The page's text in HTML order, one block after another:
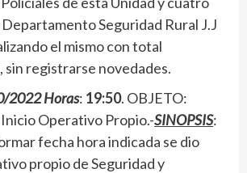
Seguridad Rural J.J
el mismo con total
sin registrarse novedades.
2022 Horas: 19:50. OBJETO:
Operativo Propio.-SINOPSIS:
fecha hora indicada se dio
propio de Seguridad y